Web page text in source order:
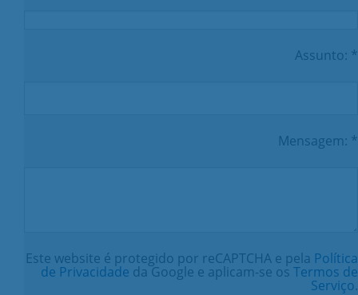
Assunto: *
Mensagem: *
Este website é protegido por reCAPTCHA e pela Política
de Privacidade da Google e aplicam-se os Termos de
Serviço.